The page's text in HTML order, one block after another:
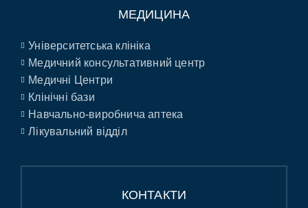
МЕДИЦИНА
Університетська клініка
Медичний консультативний центр
Медичні Центри
Клінічні бази
Навчально-виробнича аптека
Лікувальний відділ
КОНТАКТИ